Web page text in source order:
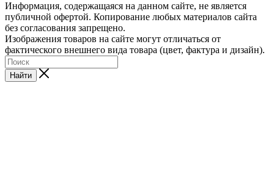
Информация, содержащаяся на данном сайте, не является
публичной офертой. Копирование любых материалов сайта
без согласования запрещено.
Изображения товаров на сайте могут отличаться от
фактического внешнего вида товара (цвет, фактура и дизайн).
Найти